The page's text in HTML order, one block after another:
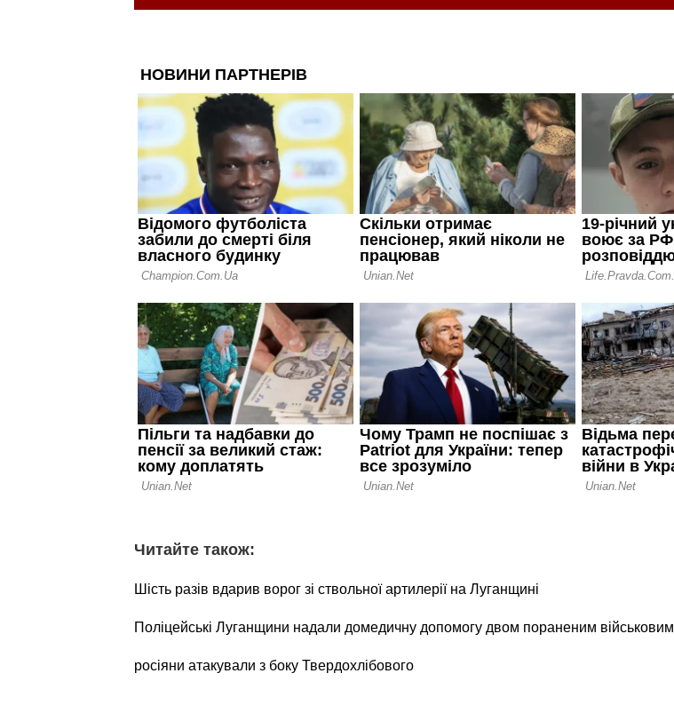
Читайте також:
Шість разів вдарив ворог зі ствольної артилерії на Луганщині
Поліцейські Луганщини надали домедичну допомогу двом пораненим військовим
росіяни атакували з боку Твердохлібового